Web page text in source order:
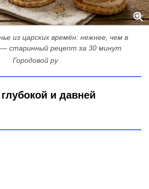
из царских времён: нежнее, чем в
— старинный рецепт за 30 минут
Городовой ру
и давней